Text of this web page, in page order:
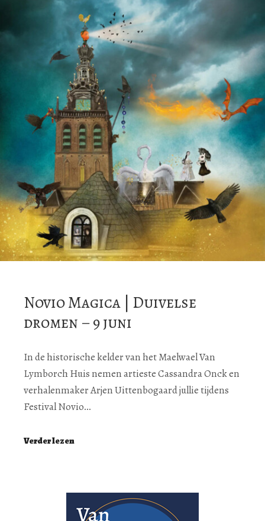
Novio Magica | Duivelse
dromen – 9 juni
In de historische kelder van het Maelwael Van
Lymborch Huis nemen artieste Cassandra Onck en
verhalenmaker Arjen Uittenbogaard jullie tijdens
Festival Novio…
Verder lezen